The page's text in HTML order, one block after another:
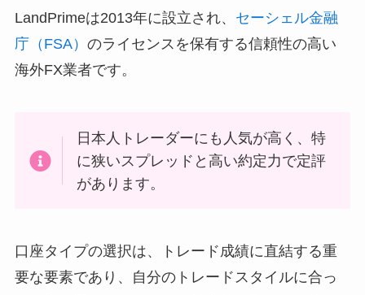
LandPrimeは2013年に設立され、 セーシェル金融
庁（FSA） のライセンスを保有する信頼性の高い
海外FX業者です。
日本人トレーダーにも人気が高く、特
に狭いスプレッドと高い約定力で定評
があります。
口座タイプの選択は、トレード成績に直結する重
要な要素であり、自分のトレードスタイルに合っ